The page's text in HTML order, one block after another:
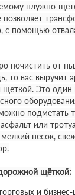
плужно-
с помощью
почистить от
то вас выручит
щеткой. Это один
подметать
или
песок,
щёткой:
и бизнес-